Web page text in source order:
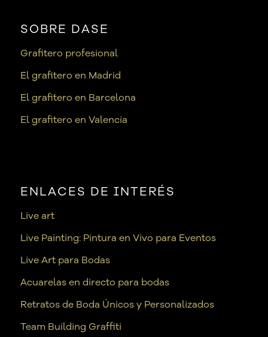
SOBRE DASE
Grafitero profesional
El grafitero en Madrid
El grafitero en Barcelona
El grafitero en Valencia
ENLACES DE INTERÉS
Live art
Live Painting: Pintura en Vivo para Eventos
Live Art para Bodas
Acuarelas en directo para bodas
Retratos de Boda Únicos y Personalizados
Team Building Graffiti